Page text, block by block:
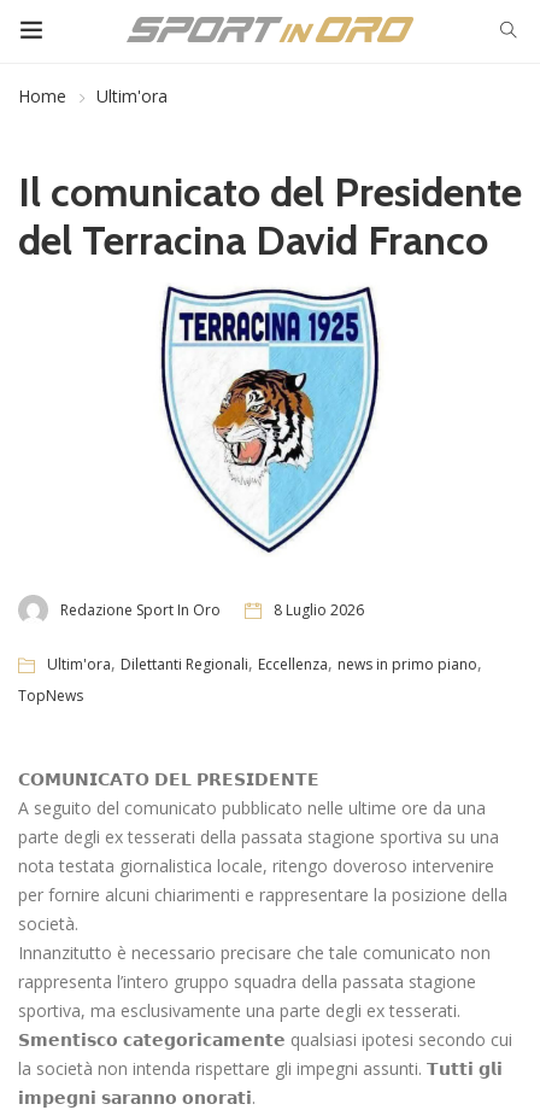
Home Ultim'ora
Il comunicato del Presidente
del Terracina David Franco
Redazione Sport In Oro 8 Luglio 2026
Ultim'ora, Dilettanti Regionali, Eccellenza, news in primo piano,
TopNews
𝗖𝗢𝗠𝗨𝗡𝗜𝗖𝗔𝗧𝗢 𝗗𝗘𝗟 𝗣𝗥𝗘𝗦𝗜𝗗𝗘𝗡𝗧𝗘
A seguito del comunicato pubblicato nelle ultime ore da una
parte degli ex tesserati della passata stagione sportiva su una
nota testata giornalistica locale, ritengo doveroso intervenire
per fornire alcuni chiarimenti e rappresentare la posizione della
società.
Innanzitutto è necessario precisare che tale comunicato non
rappresenta l’intero gruppo squadra della passata stagione
sportiva, ma esclusivamente una parte degli ex tesserati.
𝗦𝗺𝗲𝗻𝘁𝗶𝘀𝗰𝗼 𝗰𝗮𝘁𝗲𝗴𝗼𝗿𝗶𝗰𝗮𝗺𝗲𝗻𝘁𝗲 qualsiasi ipotesi secondo cui
la società non intenda rispettare gli impegni assunti. 𝗧𝘂𝘁𝘁𝗶 𝗴𝗹𝗶
𝗶𝗺𝗽𝗲𝗴𝗻𝗶 𝘀𝗮𝗿𝗮𝗻𝗻𝗼 𝗼𝗻𝗼𝗿𝗮𝘁𝗶.